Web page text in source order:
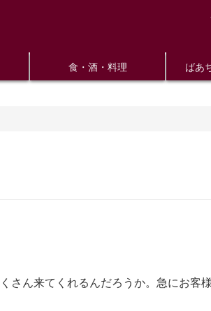
食・酒・料理 ばあ
ん来てくれるんだろうか。急にお客